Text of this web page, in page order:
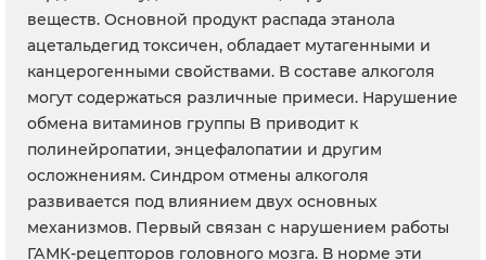
веществ. Основной продукт распада этанола
ацетальдегид токсичен, обладает мутагенными и
канцерогенными свойствами. В составе алкоголя
могут содержаться различные примеси. Нарушение
обмена витаминов группы B приводит к
полинейропатии, энцефалопатии и другим
осложнениям. Синдром отмены алкоголя
развивается под влиянием двух основных
механизмов. Первый связан с нарушением работы
ГАМК-рецепторов головного мозга. В норме эти